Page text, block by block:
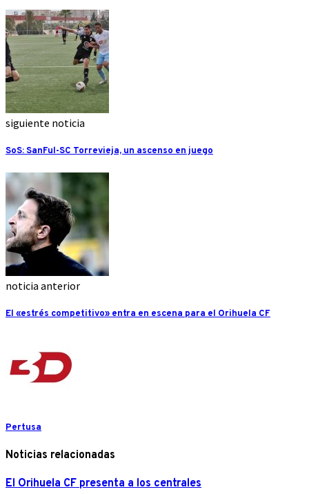
siguiente noticia
SoS: SanFul-SC Torrevieja, un ascenso en juego
noticia anterior
El «estrés competitivo» entra en escena para el Orihuela CF
Pertusa
Noticias relacionadas
El Orihuela CF presenta a los centrales